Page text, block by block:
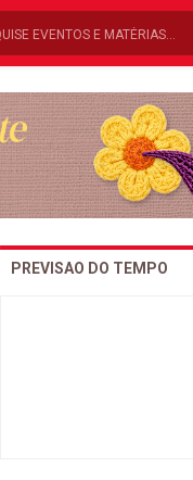
PREVISAO DO TEMPO